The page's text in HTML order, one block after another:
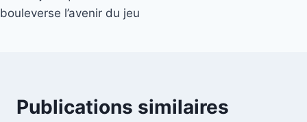
bouleverse l’avenir du jeu
Publications similaires